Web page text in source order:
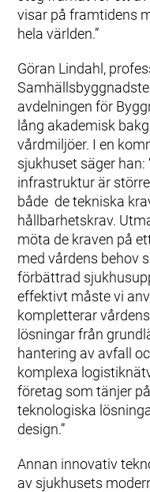
visar på framtidens
hela världen.”
Göran Lindahl,
avdelningen för
lång akademisk
vårdmiljöer. I en
sjukhuset säger han:
infrastruktur är
både de tekniska
hållbarhetskrav.
möta de kraven på
med vårdens behov
förbättrad
effektivt måste vi
kompletterar
lösningar från
hantering av avfall
komplexa
företag som tänjer
teknologiska
design.”
Annan innovativ
av sjukhusets